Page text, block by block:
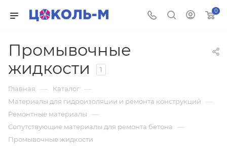
0
Промывочные
жидкости
1
Главная — Каталог —
Материалы для гидроизоляции и ремонта конструкций —
Ремонтные материалы —
Сопутствующие материалы для ремонта бетона —
Промывочные жидкости